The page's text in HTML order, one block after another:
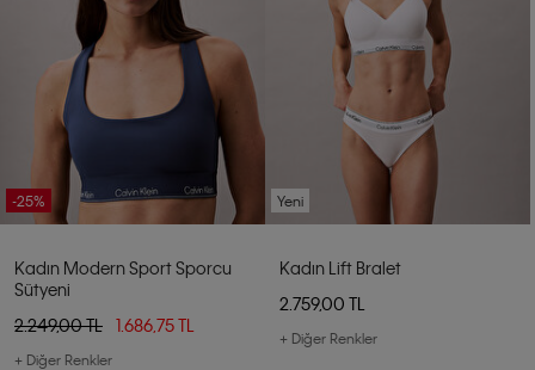
-25%
Kadın Modern Sport Sporcu
Sütyeni
2.249,00 TL
1.686,75 TL
+ Diğer Renkler
Yeni
Kadın Lift Bralet
2.759,00 TL
+ Diğer Renkler